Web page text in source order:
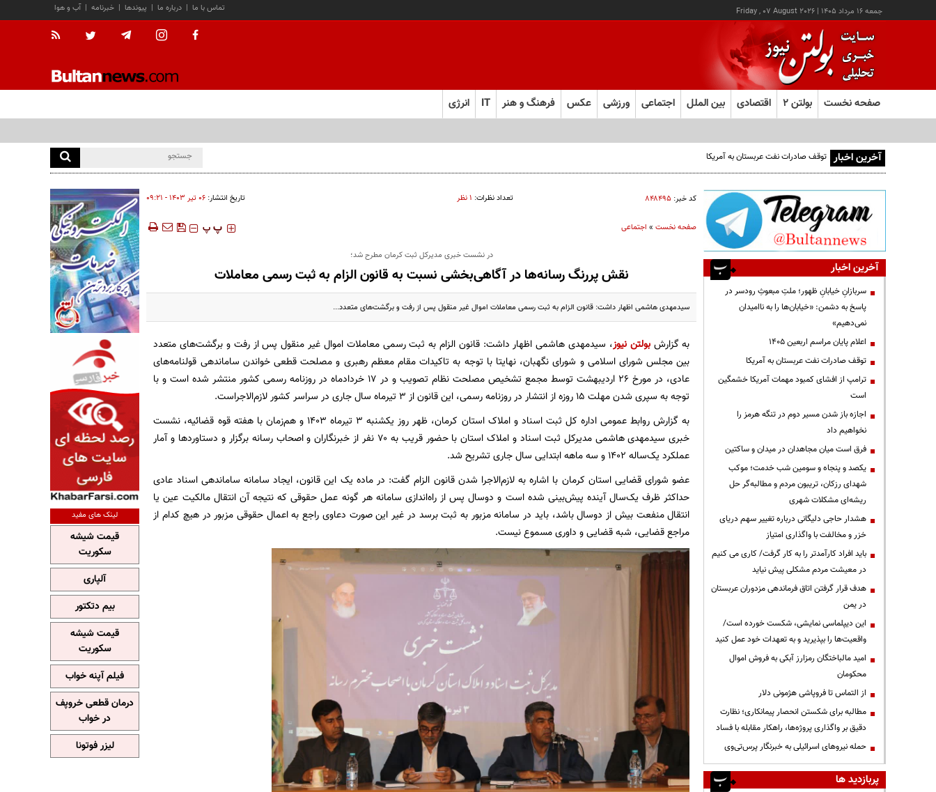
جمعه ۱۶ مرداد ۱۴۰۵ |
Friday , 07 August 2026 آب و هوا | خبرنامه | پیوندها | درباره ما | تماس با ما
صفحه نخست بولتن ۲ اقتصادی بین الملل اجتماعی ورزشی عکس فرهنگ و هنر IT انرژی
آخرین اخبار توقف صادرات نفت عربستان به آمریکا
کد خبر: ۸۴۸۴۹۵ تعداد نظرات: ۱ نظر تاریخ انتشار: ۰۶ تير ۱۴۰۳ - ۰۹:۲۱
صفحه نخست» اجتماعی ‍‍‍ پ پ
در نشست خبری مدیرکل ثبت کرمان مطرح شد؛
نقش پررنگ رسانه‌ها در آگاهی‌بخشی نسبت به قا‌نون الزام به ثبت رسمی معاملات
سیدمهدی هاشمی اظهار داشت: قانون الزام به ثبت رسمی معاملات اموال غیر منقول پس از رفت و برگشت‌های متعدد...
به گزارشبولتن نیوز، سیدمهدی هاشمی اظهار داشت: قانون الزام به ثبت رسمی معاملات اموال غیر منقول پس از رفت و برگشت‌های متعدد
بین مجلس شورای اسلامی و شورای نگهبان، نهایتا با توجه به تاکیدات مقام معظم رهبری و مصلحت قطعی خواندن ساماندهی قولنامه‌های
عادی، در مورخ ۲۶ اردیبهشت توسط مجمع تشخیص مصلحت نظام تصویب و در ۱۷ خردادماه در روزنامه رسمی کشور منتشر شده است و با
توجه به سپری شدن مهلت ۱۵ روزه از انتشار در روزنامه رسمی، این قانون از ۳ تیرماه سال جاری در سراسر کشور لازم‌الاجراست.
به گزارش روابط عمومی اداره کل ثبت اسناد و املاک استان کرمان، ظهر روز یکشنبه ۳ تیرماه ۱۴۰۳ و هم‌زمان با هفته قوه قضائیه، نشست
خبری سیدمهدی هاشمی مدیرکل ثبت اسناد و املاک استان با حضور قریب به ۷۰ نفر از خبرنگاران و اصحاب رسانه برگزار و دستاوردها و آمار
عملکرد یک‌ساله ۱۴۰۲ و سه ماهه ابتدایی سال جاری تشریح شد.
عضو شورای قضایی استان کرمان با اشاره به لازم‌الاجرا شدن قانون الزام گفت: در ماده یک این قانون، ایجاد سامانه ساماندهی اسناد عادی
حداکثر ظرف یک‌سال آینده پیش‌بینی شده است و دوسال پس از راه‌اندازی سامانه هر گونه عمل حقوقی که نتیجه آن انتقال مالکیت عین یا
انتقال منفعت بیش از دوسال باشد، باید در سامانه مزبور به ثبت برسد در غیر این صورت دعاوی راجع به اعمال حقوقی مزبور در هیچ کدام از
مراجع قضایی، شبه قضایی ‌و داوری مسموع نیست.
آخرین اخبار
سربازانِ خیابانِ ظهور؛ ملتِ مبعوثِ رودسر در
پاسخ به دشمن: «خیابان‌ها را به ناامیدان
نمی‌دهیم»
اعلام پایان مراسم اربعین ۱۴۰۵
توقف صادرات نفت عربستان به آمریکا
ترامپ از افشای کمبود مهمات آمریکا خشمگین
است
اجازه باز شدن مسیر دوم در تنگه هرمز را
نخواهیم داد
فرق است میان مجاهدان در میدان و ساکتین
یکصد و پنجاه و سومین شب خدمت؛ موکب
شهدای رزکان، تریبون مردم و مطالبه‌گر حل
ریشه‌ای مشکلات شهری
هشدار حاجی دلیگانی درباره تغییر سهم دریای
خزر و مخالفت با واگذاری امتیاز
باید افراد کارآمدتر را به کار گرفت/ کاری می کنیم
در معیشت مردم مشکلی پیش نیاید
هدف قرار گرفتن اتاق‌ فرماندهی مزدوران عربستان
در یمن
این دیپلماسی نمایشی، شکست خورده است/
واقعیت‌ها را بپذیرید و به تعهدات خود عمل کنید
امید مالباختگان رمزارز آبکی به فروش اموال
محکومان
از التماس تا فروپاشی هژمونی دلار
مطالبه برای شکستن انحصار پیمانکاری؛ نظارت
دقیق بر واگذاری پروژه‌ها، راهکار مقابله با فساد
حمله نیروهای اسرائیلی به خبرنگار پرس‌تی‌وی
پربازدید ها
لینک های مفید
قیمت شیشه
سکوریت
آلپاری
بیم دتکتور
قیمت شیشه
سکوریت
فیلم آپنه خواب
درمان قطعی خروپف
در خواب
لیزر فوتونا